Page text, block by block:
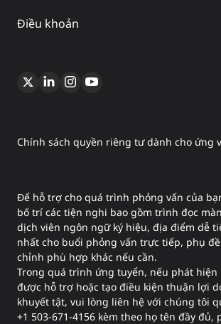
Điều khoản
Chính sách quyền riêng tư dành cho ứng
Để hỗ trợ cho quá trình phỏng vấn của
bố trí các tiện nghi bao gồm trình đọc
dịch viên ngôn ngữ ký hiệu, địa điểm dễ
nhất cho buổi phỏng vấn trực tiếp, phụ
chỉnh phù hợp khác nếu cần.
Trong quá trình ứng tuyển, nếu phát hiện
được hỗ trợ hoặc tạo điều kiện thuận lợi
khuyết tật, vui lòng liên hệ với chúng tôi
+1 503-671-4156 kèm theo họ tên đầy